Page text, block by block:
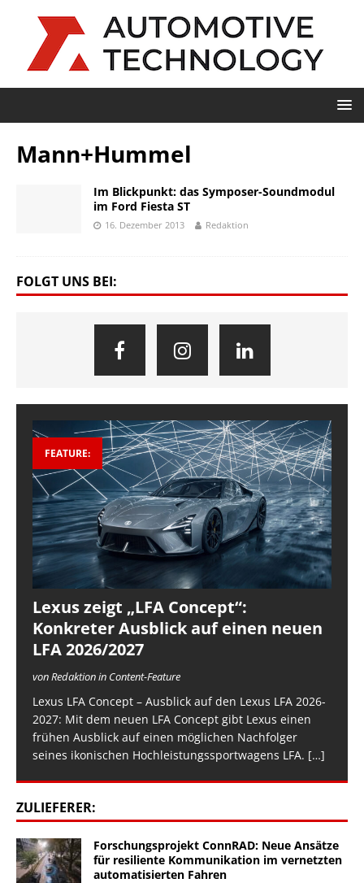
Mann+Hummel
Im Blickpunkt: das Symposer-Soundmodul
im Ford Fiesta ST
16. Dezember 2013 Redaktion
FOLGT UNS BEI:
FEATURE:
Lexus zeigt „LFA Concept“:
Konkreter Ausblick auf einen neuen
LFA 2026/2027
von Redaktion in Content-Feature
Lexus LFA Concept – Ausblick auf den Lexus LFA 2026-
2027: Mit dem neuen LFA Concept gibt Lexus einen
frühen Ausblick auf einen möglichen Nachfolger
seines ikonischen Hochleistungssportwagens LFA. […]
ZULIEFERER:
Forschungsprojekt ConnRAD: Neue Ansätze
für resiliente Kommunikation im vernetzten
automatisierten Fahren